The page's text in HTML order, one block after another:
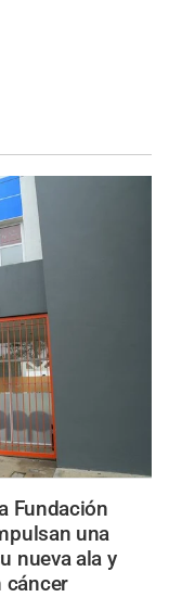
Fundación
una
nueva ala y
cáncer